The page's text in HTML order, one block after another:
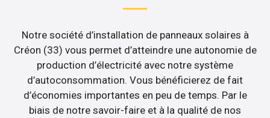
Notre société d’installation de panneaux solaires à
Créon (33) vous permet d’atteindre une autonomie de
production d’électricité avec notre système
d’autoconsommation. Vous bénéficierez de fait
d’économies importantes en peu de temps. Par le
biais de notre savoir-faire et à la qualité de nos